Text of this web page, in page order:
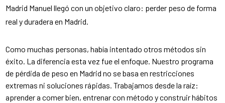
Madrid Manuel llegó con un objetivo claro: perder peso de forma
real y duradera en Madrid.
Como muchas personas, había intentado otros métodos sin
éxito. La diferencia esta vez fue el enfoque. Nuestro programa
de pérdida de peso en Madrid no se basa en restricciones
extremas ni soluciones rápidas. Trabajamos desde la raíz:
aprender a comer bien, entrenar con método y construir hábitos